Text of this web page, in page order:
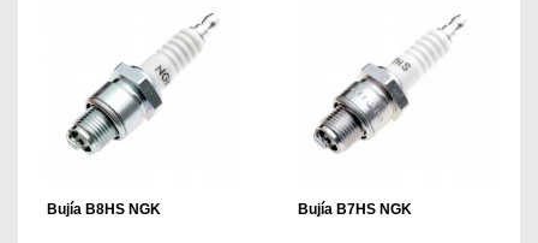
Bujía B8HS NGK Bujía B7HS NGK